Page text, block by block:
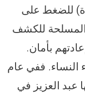
للضغط على
المسلحة للكشف
بأمان.
النساء. ففي عام
عبد العزيز في